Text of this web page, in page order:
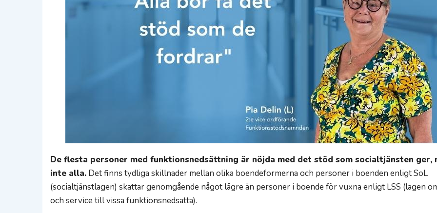
De flesta personer med funktionsnedsättning är nöjda med det stöd som socialtjänsten ger,
inte alla. Det finns tydliga skillnader mellan olika boendeformerna och personer i boenden enligt SoL
(socialtjänstlagen) skattar genomgående något lägre än personer i boende för vuxna enligt LSS (lagen
och service till vissa funktionsnedsatta).